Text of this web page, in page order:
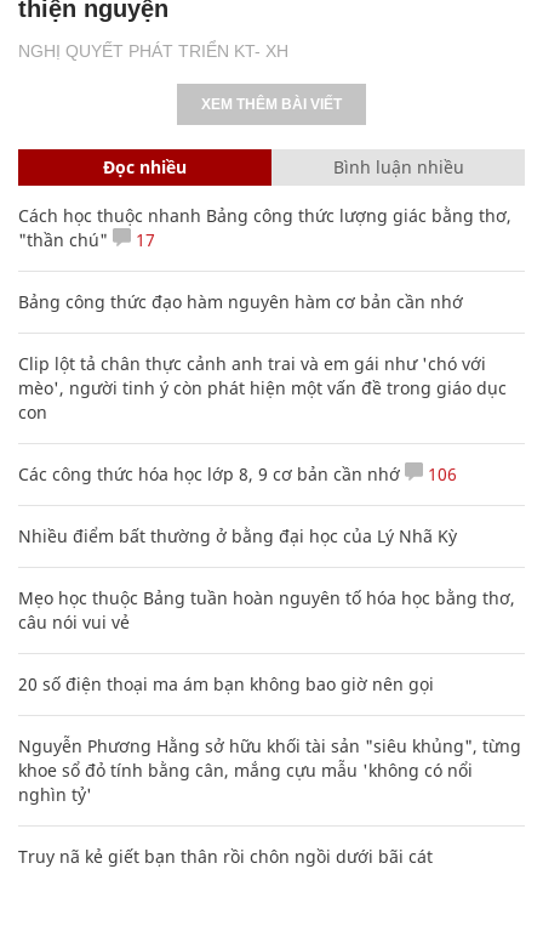
NGHỊ QUYẾT PHÁT TRIỂN KT- XH
thiện nguyện
XEM THÊM BÀI VIẾT
Đọc nhiều Bình luận nhiều
Cách học thuộc nhanh Bảng công thức lượng giác bằng thơ,
"thần chú"
17
Bảng công thức đạo hàm nguyên hàm cơ bản cần nhớ
Clip lột tả chân thực cảnh anh trai và em gái như 'chó với
mèo', người tinh ý còn phát hiện một vấn đề trong giáo dục
con
Các công thức hóa học lớp 8, 9 cơ bản cần nhớ 106
Nhiều điểm bất thường ở bằng đại học của Lý Nhã Kỳ
Mẹo học thuộc Bảng tuần hoàn nguyên tố hóa học bằng thơ,
câu nói vui vẻ
20 số điện thoại ma ám bạn không bao giờ nên gọi
Nguyễn Phương Hằng sở hữu khối tài sản "siêu khủng", từng
khoe sổ đỏ tính bằng cân, mắng cựu mẫu 'không có nổi
nghìn tỷ'
Truy nã kẻ giết bạn thân rồi chôn ngồi dưới bãi cát